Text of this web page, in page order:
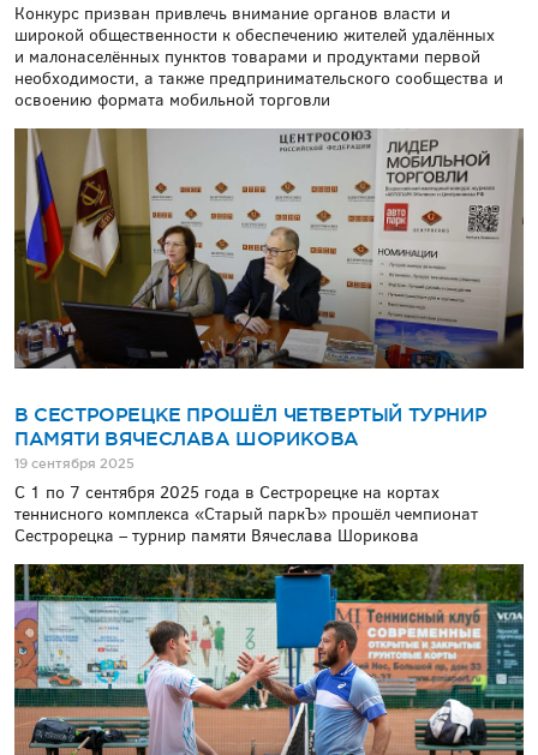
Конкурс призван привлечь внимание органов власти и
широкой общественности к обеспечению жителей удалённых
и малонаселённых пунктов товарами и продуктами первой
необходимости, а также предпринимательского сообщества и
освоению формата мобильной торговли
В СЕСТРОРЕЦКЕ ПРОШЁЛ ЧЕТВЕРТЫЙ ТУРНИР
ПАМЯТИ ВЯЧЕСЛАВА ШОРИКОВА
19 сентября 2025
С 1 по 7 сентября 2025 года в Сестрорецке на кортах
теннисного комплекса «Старый паркЪ» прошёл чемпионат
Сестрорецка – турнир памяти Вячеслава Шорикова